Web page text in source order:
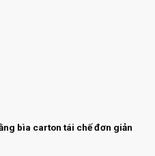
bìa carton tái chế đơn giản